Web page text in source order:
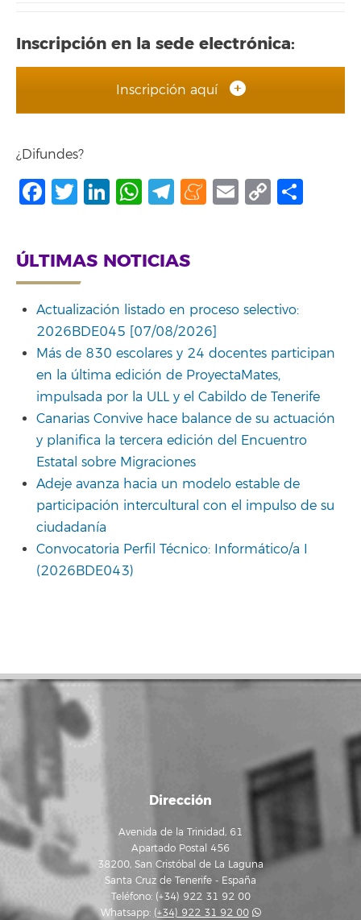
Inscripción en la sede electrónica:
Inscripción aquí
¿Difundes?
Facebook
Twitter
LinkedIn
WhatsApp
Telegram
Meneame
Email
Copy
ÚLTIMAS NOTICIAS
Actualización listado en proceso selectivo:
2026BDE045 [07/08/2026]
Más de 830 escolares y 24 docentes participan
en la última edición de ProyectaMates,
impulsada por la ULL y el Cabildo de Tenerife
Canarias Convive hace balance de su actuación
y planifica la tercera edición del Encuentro
Estatal sobre Migraciones
Adeje avanza hacia un modelo estable de
participación intercultural con el impulso de su
ciudadanía
Convocatoria Perfil Técnico: Informático/a I
(2026BDE043)
Dirección
Avenida de la Trinidad, 61
Apartado Postal 456
38200, San Cristóbal de La Laguna
Santa Cruz de Tenerife - España
Teléfono: (+34) 922 31 92 00
Whatsapp: (+34) 922 31 92 00